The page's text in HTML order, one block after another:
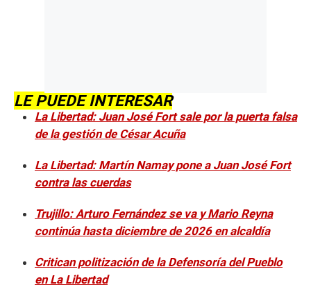
LE PUEDE INTERESAR
La Libertad: Juan José Fort sale por la puerta falsa
de la gestión de César Acuña
La Libertad: Martín Namay pone a Juan José Fort
contra las cuerdas
Trujillo: Arturo Fernández se va y Mario Reyna
continúa hasta diciembre de 2026 en alcaldía
Critican politización de la Defensoría del Pueblo
en La Libertad